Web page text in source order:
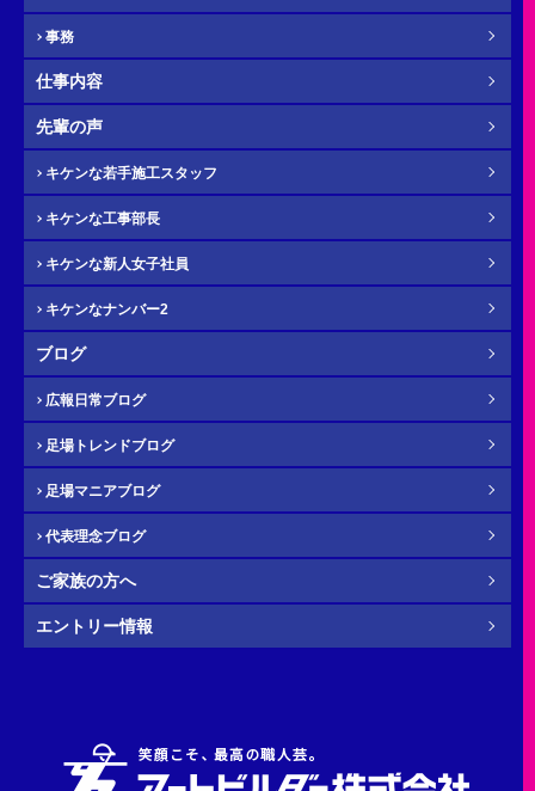
ふりがな
必須 電話番号（携帯）
必須 メール
必須 年齢
任意 その他・お問い合わせ内容
事務
仕事内容
先輩の声
キケンな若手施工スタッフ
キケンな工事部長
キケンな新人女子社員
キケンなナンバー2
ブログ
広報日常ブログ
足場トレンドブログ
足場マニアブログ
代表理念ブログ
ご家族の方へ
エントリー情報